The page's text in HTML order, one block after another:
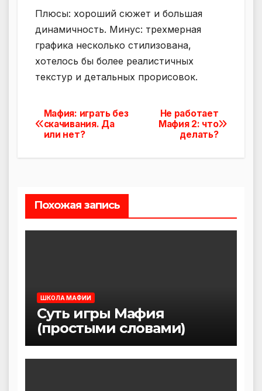
Плюсы: хороший сюжет и большая
динамичность. Минус: трехмерная
графика несколько стилизована,
хотелось бы более реалистичных
текстур и детальных прорисовок.
Навигация
по
Не работает
Мафия 2: что
делать?
Мафия: играть без
скачивания. Да
или нет?
Похожая запись
ШКОЛА МАФИИ
Суть игры Мафия
(простыми словами)